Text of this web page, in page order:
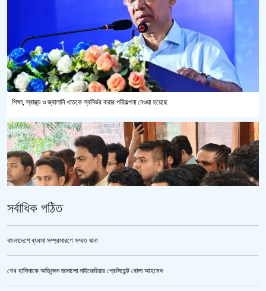
শিক্ষা, স্বাস্থ্য ও জ্বালানি খাতকে স্বনির্ভর করার পরিকল্পনা নেওয়া হয়েছে
ভারতকে ভয় পেয়েই কি ফেলানী ও মোদিবিরোধী আন্দোলনের ছবি সরানো হয়েছে?’
সর্বাধিক পঠিত
বাংলাদেশে ব্যবসা সম্প্রসারণে সম্মত ঘানা
শেখ হাসিনাকে অভিনন্দন জানালো নাইজেরিয়ার প্রেসিডেন্ট বোলা আহমেদ